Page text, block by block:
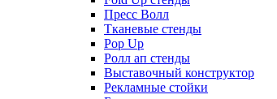
Пресс Волл
Тканевые стенды
Pop Up
Ролл ап стенды
Выставочный конструктор
Рекламные стойки